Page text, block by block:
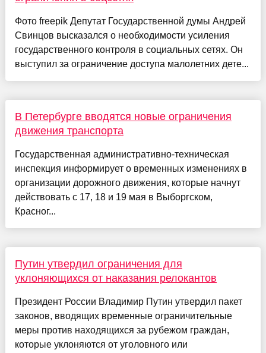
Фото freepik Депутат Государственной думы Андрей
Свинцов высказался о необходимости усиления
государственного контроля в социальных сетях. Он
выступил за ограничение доступа малолетних дете...
В Петербурге вводятся новые ограничения
движения транспорта
Государственная административно-техническая
инспекция информирует о временных изменениях в
организации дорожного движения, которые начнут
действовать с 17, 18 и 19 мая в Выборгском,
Красног...
Путин утвердил ограничения для
уклоняющихся от наказания релокантов
Президент России Владимир Путин утвердил пакет
законов, вводящих временные ограничительные
меры против находящихся за рубежом граждан,
которые уклоняются от уголовного или